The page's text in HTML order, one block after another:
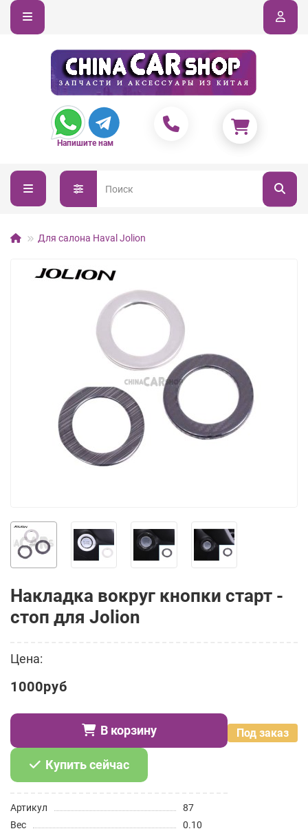
Напишите нам
Для салона Haval Jolion
Накладка вокруг кнопки старт -
стоп для Jolion
Цена:
1000руб
Под заказ
В корзину
Купить сейчас
Артикул
87
Вес
0.10